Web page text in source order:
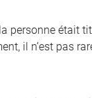
personne était
il n’est pas